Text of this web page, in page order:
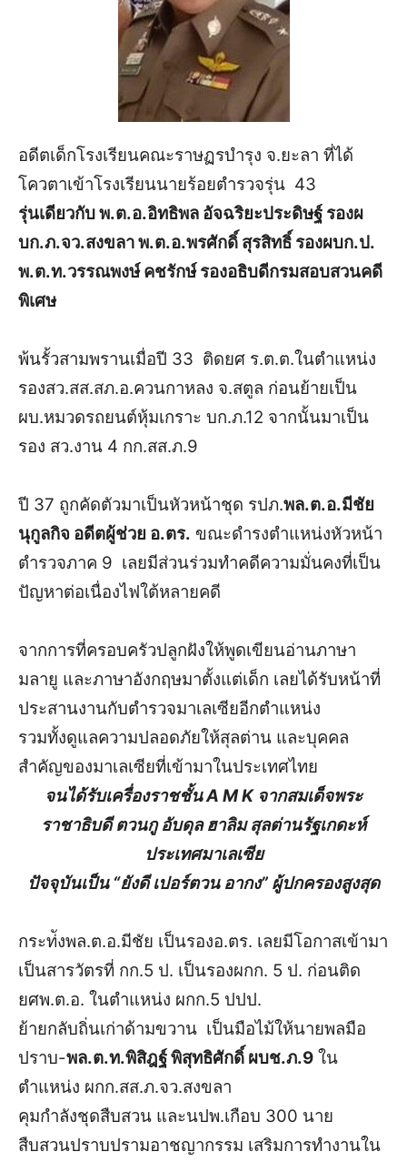
อดีตเด็กโรงเรียนคณะราษฏรบำรุง จ.ยะลา ที่ได้
โควตาเข้าโรงเรียนนายร้อยตำรวจรุ่น 43
รุ่นเดียวกับ พ.ต.อ.อิทธิพล อัจฉริยะประดิษฐ์ รองผ
บก.ภ.จว.สงขลา พ.ต.อ.พรศักดิ์ สุรสิทธิ์ รองผบก.ป.
พ.ต.ท.วรรณพงษ์ คชรักษ์ รองอธิบดีกรมสอบสวนคดี
พิเศษ
พ้นรั้วสามพรานเมื่อปี 33 ติดยศ ร.ต.ต.ในตำแหน่ง
รองสว.สส.สภ.อ.ควนกาหลง จ.สตูล ก่อนย้ายเป็น
ผบ.หมวดรถยนต์หุ้มเกราะ บก.ภ.12 จากนั้นมาเป็น
รอง สว.งาน 4 กก.สส.ภ.9
ปี 37 ถูกคัดตัวมาเป็นหัวหน้าชุด รปภ.พล.ต.อ.มีชัย
นุกูลกิจ อดีตผู้ช่วย อ.ตร. ขณะดำรงตำแหน่งหัวหน้า
ตำรวจภาค 9 เลยมีส่วนร่วมทำคดีความมั่นคงที่เป็น
ปัญหาต่อเนื่องไฟใต้หลายคดี
จากการที่ครอบครัวปลูกฝังให้พูดเขียนอ่านภาษา
มลายู และภาษาอังกฤษมาตั้งแต่เด็ก เลยได้รับหน้าที่
ประสานงานกับตำรวจมาเลเซียอีกตำแหน่ง
รวมทั้งดูแลความปลอดภัยให้สุลต่าน และบุคคล
สำคัญของมาเลเซียที่เข้ามาในประเทศไทย
จนได้รับเครื่องราชชั้น A M K จากสมเด็จพระ
ราชาธิบดี ตวนกู อับดุล ฮาลิม สุลต่านรัฐเกดะห์
ประเทศมาเลเซีย
ปัจจุบันเป็น “ยังดี เปอร์ตวน อากง” ผู้ปกครองสูงสุด
กระท่ังพล.ต.อ.มีชัย เป็นรองอ.ตร. เลยมีโอกาสเข้ามา
เป็นสารวัตรที่ กก.5 ป. เป็นรองผกก. 5 ป. ก่อนติด
ยศพ.ต.อ. ในตำแหน่ง ผกก.5 ปปป.
ย้ายกลับถิ่นเก่าด้ามขวาน เป็นมือไม้ให้นายพลมือ
ปราบ-พล.ต.ท.พิสิฎฐ์ พิสุทธิศักดิ์ ผบช.ภ.9 ใน
ตำแหน่ง ผกก.สส.ภ.จว.สงขลา
คุมกำลังชุดสืบสวน และนปพ.เกือบ 300 นาย
สืบสวนปราบปรามอาชญากรรม เสริมการทำงานใน